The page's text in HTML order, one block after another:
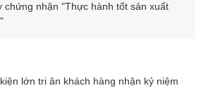
chứng nhận "Thực hành tốt sản xuất
lớn tri ân khách hàng nhận kỷ niệm